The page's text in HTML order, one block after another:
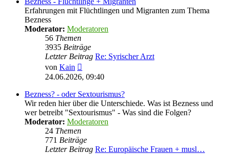
Erfahrungen mit Flüchtlingen und Migranten zum Thema
Bezness
Moderator: Moderatoren
56 Themen
3935 Beiträge
Letzter Beitrag Re: Syrischer Arzt
von Kain
Beitrag
24.06.2026, 09:40
Bezness? - oder Sextourismus?
Wir reden hier über die Unterschiede. Was ist Bezness und
wer betreibt "Sextourismus" - Was sind die Folgen?
Moderator: Moderatoren
24 Themen
771 Beiträge
Letzter Beitrag Re: Europäische Frauen + musl…